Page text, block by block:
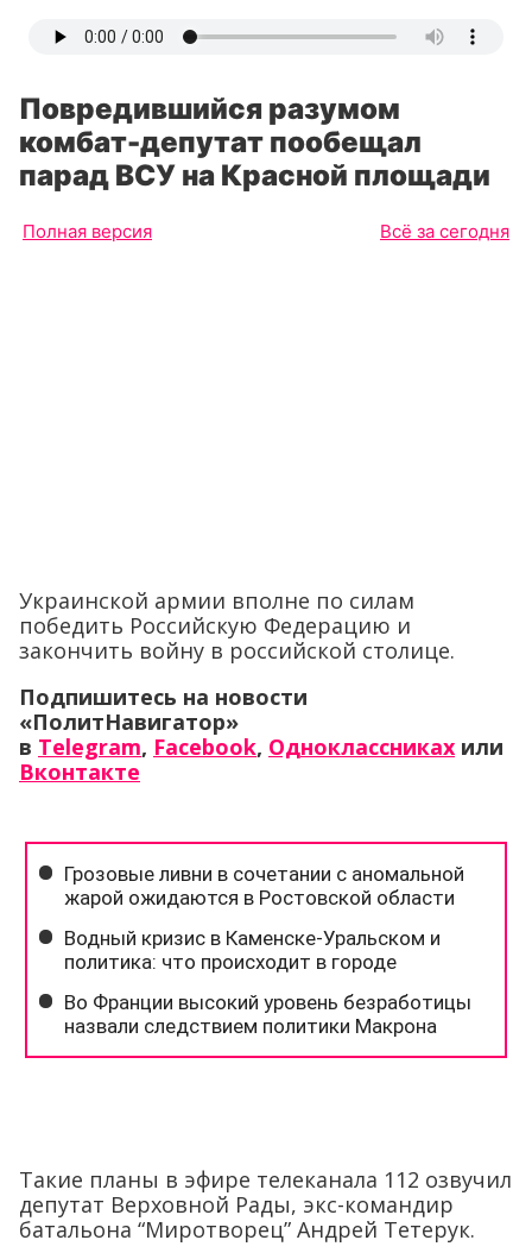
Повредившийся разумом
комбат-депутат пообещал
парад ВСУ на Красной площади
Полная версия Всё за сегодня
Украинской армии вполне по силам
победить Российскую Федерацию и
закончить войну в российской столице.
Подпишитесь на новости
«ПолитНавигатор»
в Telegram, Facebook, Одноклассниках или
Вконтакте
Такие планы в эфире телеканала 112 озвучил
депутат Верховной Рады, экс-командир
батальона “Миротворец” Андрей Тетерук.